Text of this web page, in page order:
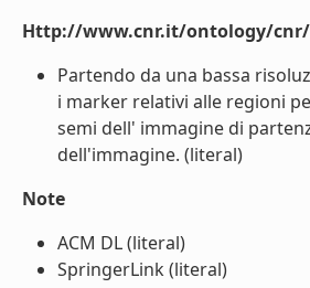
Http://www.cnr.it/ontology/cnr/
Partendo da una bassa
i marker relativi alle regioni
semi dell' immagine di
dell'immagine. (literal)
Note
ACM DL (literal)
SpringerLink (literal)